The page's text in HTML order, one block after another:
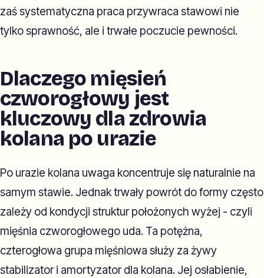
zaś systematyczna praca przywraca stawowi nie
tylko sprawność, ale i trwałe poczucie pewności.
Dlaczego mięsień
czworogłowy jest
kluczowy dla zdrowia
kolana po urazie
Po urazie kolana uwaga koncentruje się naturalnie na
samym stawie. Jednak trwały powrót do formy często
zależy od kondycji struktur położonych wyżej - czyli
mięśnia czworogłowego uda. Ta potężna,
czterogłowa grupa mięśniowa służy za żywy
stabilizator i amortyzator dla kolana. Jej osłabienie,